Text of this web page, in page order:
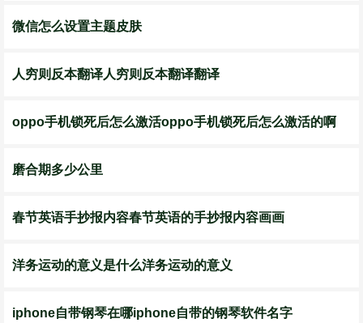
微信怎么设置主题皮肤
人穷则反本翻译人穷则反本翻译翻译
oppo手机锁死后怎么激活oppo手机锁死后怎么激活的啊
磨合期多少公里
春节英语手抄报内容春节英语的手抄报内容画画
洋务运动的意义是什么洋务运动的意义
iphone自带钢琴在哪iphone自带的钢琴软件名字